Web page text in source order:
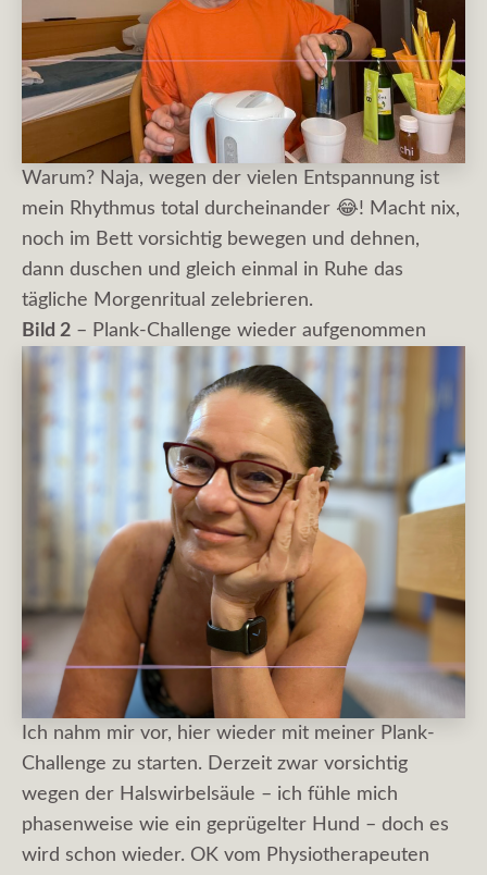
Warum? Naja, wegen der vielen Entspannung ist
mein Rhythmus total durcheinander 😂! Macht nix,
noch im Bett vorsichtig bewegen und dehnen,
dann duschen und gleich einmal in Ruhe das
tägliche Morgenritual zelebrieren.
Bild 2 – Plank-Challenge wieder aufgenommen
Ich nahm mir vor, hier wieder mit meiner Plank-
Challenge zu starten. Derzeit zwar vorsichtig
wegen der Halswirbelsäule – ich fühle mich
phasenweise wie ein geprügelter Hund – doch es
wird schon wieder. OK vom Physiotherapeuten